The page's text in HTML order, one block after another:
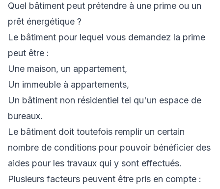
Quel bâtiment peut prétendre à une prime ou un
prêt énergétique ?
Le bâtiment pour lequel vous demandez la prime
peut être :
Une maison, un appartement,
Un immeuble à appartements,
Un bâtiment non résidentiel tel qu'un espace de
bureaux.
Le bâtiment doit toutefois remplir un certain
nombre de conditions pour pouvoir bénéficier des
aides pour les travaux qui y sont effectués.
Plusieurs facteurs peuvent être pris en compte :